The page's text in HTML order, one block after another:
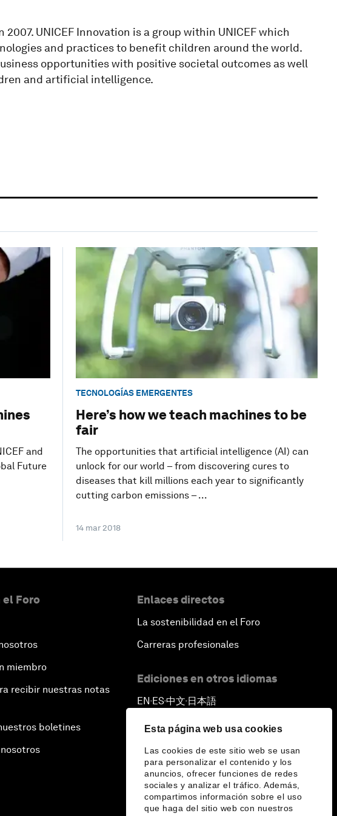
Esta página web usa cookies
Las cookies de este sitio web se usan
para personalizar el contenido y los
anuncios, ofrecer funciones de redes
sociales y analizar el tráfico. Además,
compartimos información sobre el uso
que haga del sitio web con nuestros
UNICEF Innovation is a group within UNICEF which
and practices to benefit children around the world.
opportunities with positive societal outcomes as well
and artificial intelligence.
and
Future
TECNOLOGÍAS EMERGENTES
Here’s how we teach machines to be
fair
The opportunities that artificial intelligence (AI) can
unlock for our world – from discovering cures to
diseases that kill millions each year to significantly
cutting carbon emissions – ...
14 mar 2018
el Foro
miembro
recibir nuestras notas
boletines
Enlaces directos
La sostenibilidad en el Foro
Carreras profesionales
Ediciones en otros idiomas
EN ▪ ES▪中文▪ 日本語